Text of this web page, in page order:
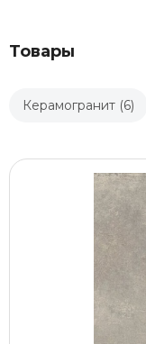
Товары
Керамогранит (6)